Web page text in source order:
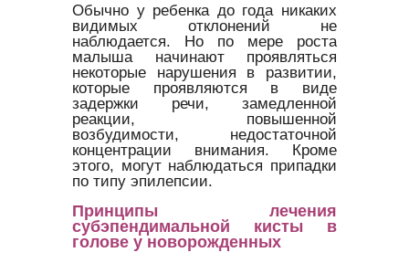
Обычно у ребенка до года никаких
видимых отклонений не
наблюдается. Но по мере роста
малыша начинают проявляться
некоторые нарушения в развитии,
которые проявляются в виде
задержки речи, замедленной
реакции, повышенной
возбудимости, недостаточной
концентрации внимания. Кроме
этого, могут наблюдаться припадки
по типу эпилепсии.
Принципы лечения
субэпендимальной кисты в
голове у новорожденных